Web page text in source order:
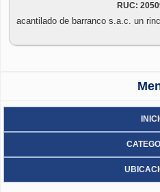
RUC:
acantilado de barranco s.a.c. un